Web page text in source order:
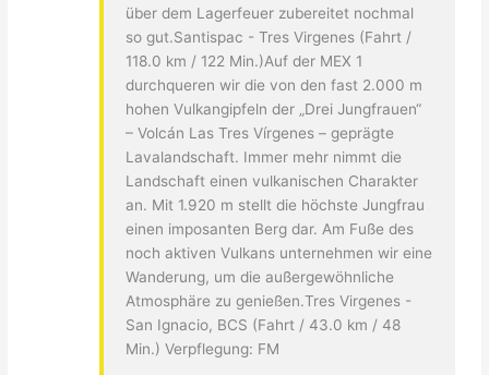
über dem Lagerfeuer zubereitet nochmal
so gut.Santispac - Tres Virgenes (Fahrt /
118.0 km / 122 Min.)Auf der MEX 1
durchqueren wir die von den fast 2.000 m
hohen Vulkangipfeln der „Drei Jungfrauen“
– Volcán Las Tres Vírgenes – geprägte
Lavalandschaft. Immer mehr nimmt die
Landschaft einen vulkanischen Charakter
an. Mit 1.920 m stellt die höchste Jungfrau
einen imposanten Berg dar. Am Fuße des
noch aktiven Vulkans unternehmen wir eine
Wanderung, um die außergewöhnliche
Atmosphäre zu genießen.Tres Virgenes -
San Ignacio, BCS (Fahrt / 43.0 km / 48
Min.) Verpflegung: FM